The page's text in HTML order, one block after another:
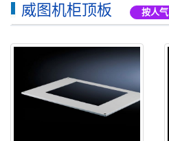
威图机柜顶板 按人气